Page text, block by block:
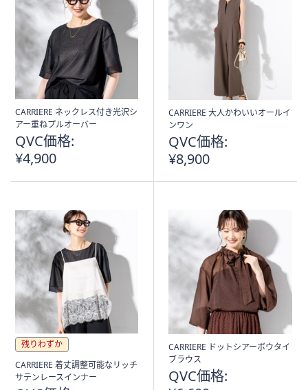
CARRIERE ネックレス付き光沢シ
アー重ねプルオーバー
QVC価格:
¥4,900
CARRIERE 大人かわいいオールイ
ンワン
QVC価格:
¥8,900
残りわずか
CARRIERE 着丈調整可能なリッチ
サテンレースインナー
CARRIERE ドットシアーボウタイ
ブラウス
QVC価格: